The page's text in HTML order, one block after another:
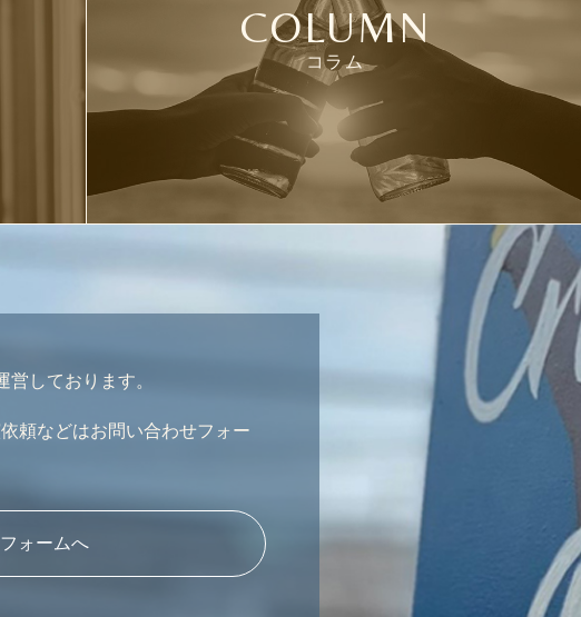
COLUMN
コラム
しております。
頼などはお問い合わせフォー
ォームへ